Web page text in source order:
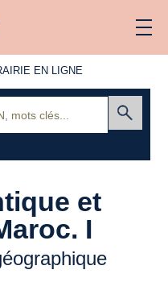
EN LIGNE
et
I